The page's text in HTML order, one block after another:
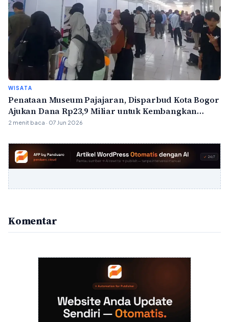
WISATA
Penataan Museum Pajajaran, Disparbud Kota Bogor
Ajukan Dana Rp23,9 Miliar untuk Kembangkan
Wisata Budaya
2 menit baca · 07 Jun 2026
Komentar